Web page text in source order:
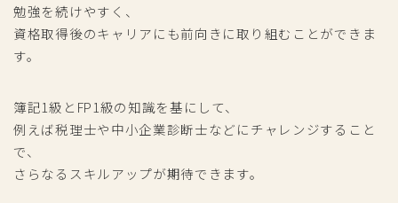
勉強を続けやすく、
資格取得後のキャリアにも前向きに取り組むことができま
す。
簿記1級とFP1級の知識を基にして、
例えば税理士や中小企業診断士などにチャレンジすること
で、
さらなるスキルアップが期待できます。